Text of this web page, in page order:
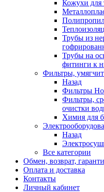
Кожухи для
Трубы из
Трубы на
фитинги к
Фильтры,
Назад
Фильтры
Фильтры,
очистки
Химия для
Назад
Все категории
Обмен, возврат,
Оплата и доставка
Контакты
Личный кабинет